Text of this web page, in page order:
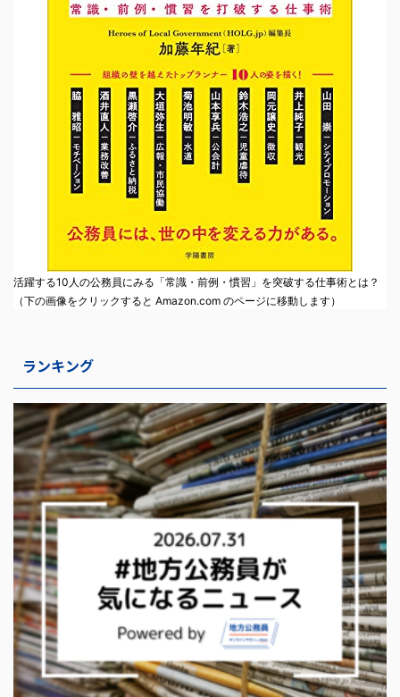
活躍する10人の公務員にみる「常識・前例・慣習」を突破する仕事術とは？
（下の画像をクリックすると Amazon.com のページに移動します）
ランキング